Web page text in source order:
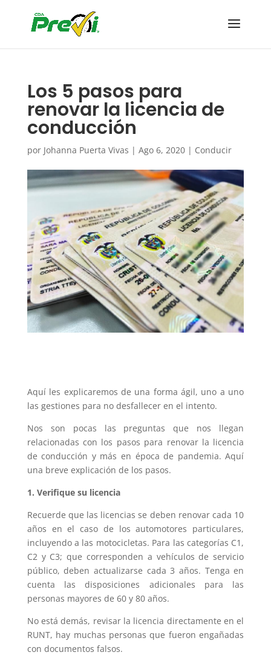
Los 5 pasos para
renovar la licencia de
conducción
por Johanna Puerta Vivas | Ago 6, 2020| Conducir
Aquí les explicaremos de una forma ágil, uno a uno
las gestiones para no desfallecer en el intento.
Nos son pocas las preguntas que nos llegan
relacionadas con los pasos para renovar la licencia
de conducción y más en época de pandemia. Aquí
una breve explicación de los pasos.
1. Verifique su licencia
Recuerde que las licencias se deben renovar cada 10
años en el caso de los automotores particulares,
incluyendo a las motocicletas. Para las categorías C1,
C2 y C3; que corresponden a vehículos de servicio
público, deben actualizarse cada 3 años. Tenga en
cuenta las disposiciones adicionales para las
personas mayores de 60 y 80 años.
No está demás, revisar la licencia directamente en el
RUNT, hay muchas personas que fueron engañadas
con documentos falsos.